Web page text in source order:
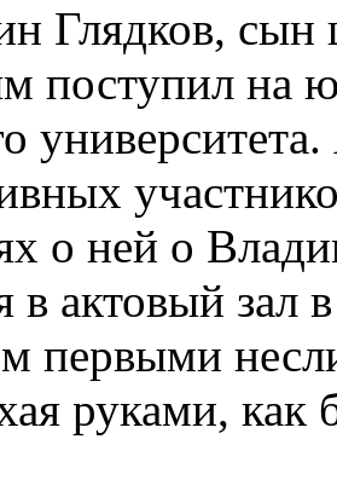
Глядков,
поступил на
о ней о
в актовый зал
первыми
руками,